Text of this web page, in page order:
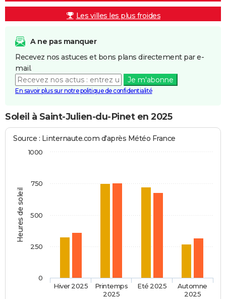
Les villes les plus froides
A ne pas manquer
Recevez nos astuces et bons plans directement par e-
mail.
Je m'abonne
En savoir plus sur notre politique de confidentialité
Soleil à Saint-Julien-du-Pinet en 2025
Heures de soleil
Source : Linternaute.com d'après Météo France
Hiver 2025
Printemps
2025
Eté 2025
Automne
2025
0
250
500
750
1000